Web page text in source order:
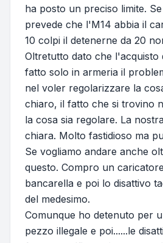
ha posto un preciso limite.
prevede che l'M14 abbia il
10 colpi il detenerne da 20
Oltretutto dato che l'acquisto
fatto solo in armeria il
nel voler regolarizzare la
chiaro, il fatto che si trovino
la cosa sia regolare. La
chiara. Molto fastidioso ma
Se vogliamo andare anche
questo. Compro un
bancarella e poi lo disattivo
del medesimo.
Comunque ho detenuto per
pezzo illegale e poi......le